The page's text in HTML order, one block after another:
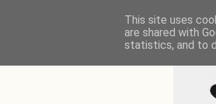
This site uses
are shared with
statistics, and to